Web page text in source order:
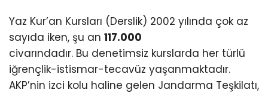
Yaz Kur’an Kursları (Derslik) 2002 yılında çok az
sayıda iken, şu an 117.000
civarındadır. Bu denetimsiz kurslarda her türlü
iğrençlik-istismar-tecavüz yaşanmaktadır.
AKP’nin izci kolu haline gelen Jandarma Teşkilatı,